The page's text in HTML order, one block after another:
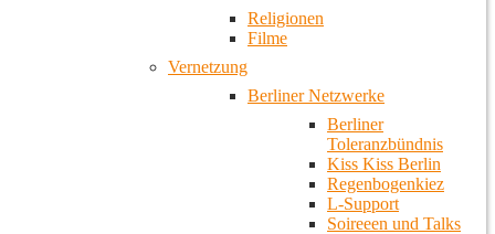
Religionen
Filme
Vernetzung
Berliner Netzwerke
Berliner
Toleranzbündnis
Kiss Kiss Berlin
Regenbogenkiez
L-Support
Soireeen und Talks